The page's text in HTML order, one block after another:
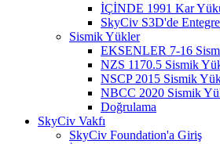
İÇİNDE 1991 Kar
SkyCiv S3D'de
Sismik Yükler
EKSENLER 7-16
NZS 1170.5 Sismik
NSCP 2015 Sismik
NBCC 2020 Sismik
Doğrulama
SkyCiv Vakfı
SkyCiv Foundation'a Giriş